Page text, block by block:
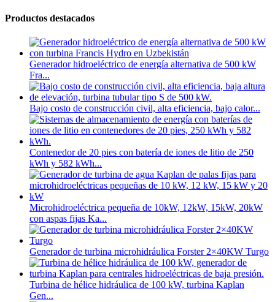
Productos destacados
Generador hidroeléctrico de energía alternativa de 500 kW
Fra...
Bajo costo de construcción civil, alta eficiencia, bajo calor...
Contenedor de 20 pies con batería de iones de litio de 250
kWh y 582 kWh...
Microhidroeléctrica pequeña de 10kW, 12kW, 15kW, 20kW
con aspas fijas Ka...
Generador de turbina microhidráulica Forster 2×40KW Turgo
Turbina de hélice hidráulica de 100 kW, turbina Kaplan
Gen...